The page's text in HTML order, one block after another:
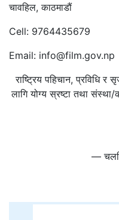
चावहिल, काठमाडौं
Cell: 9764435679
Email: info@film.gov.np
राष्ट्रिय पहिचान, प्रविधि र
लागि योग्य स्रष्टा तथा
—